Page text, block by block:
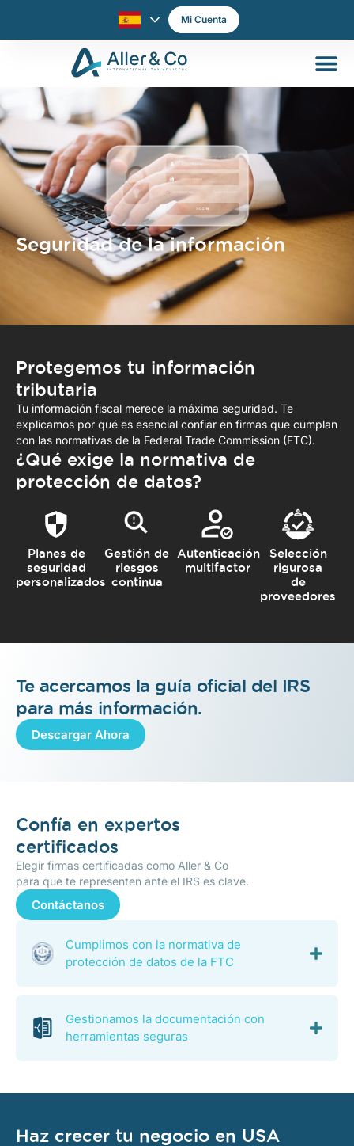
Mi Cuenta
Seguridad de la información
Protegemos tu información
tributaria
Tu información fiscal merece la máxima seguridad. Te
explicamos por qué es esencial confiar en firmas que cumplan
con las normativas de la Federal Trade Commission (FTC).
¿Qué exige la normativa de
protección de datos?
Planes de
seguridad
personalizados
Gestión de
riesgos
continua
Autenticación
multifactor
Selección
rigurosa
de
proveedores
Te acercamos la guía oficial del IRS
para más información.
Descargar Ahora
Confía en expertos
certificados
Elegir firmas certificadas como Aller & Co
para que te representen ante el IRS es clave.
Contáctanos
Cumplimos con la normativa de
protección de datos de la FTC
Gestionamos la documentación con
herramientas seguras
Haz crecer tu negocio en USA